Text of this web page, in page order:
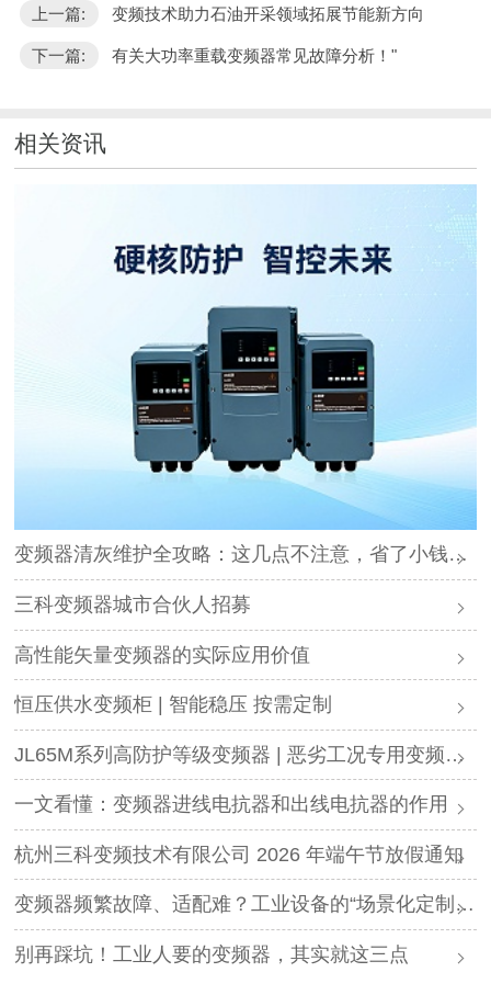
上一篇: 变频技术助力石油开采领域拓展节能新方向
下一篇: 有关大功率重载变频器常见故障分析！"
相关资讯
变频器清灰维护全攻略：这几点不注意，省了小钱却可能毁了设备
三科变频器城市合伙人招募
高性能矢量变频器的实际应用价值
恒压供水变频柜 | 智能稳压 按需定制
JL65M系列高防护等级变频器 | 恶劣工况专用变频解决方案
一文看懂：变频器进线电抗器和出线电抗器的作用
杭州三科变频技术有限公司 2026 年端午节放假通知
变频器频繁故障、适配难？工业设备的“场景化定制”，才是破局关键
别再踩坑！工业人要的变频器，其实就这三点